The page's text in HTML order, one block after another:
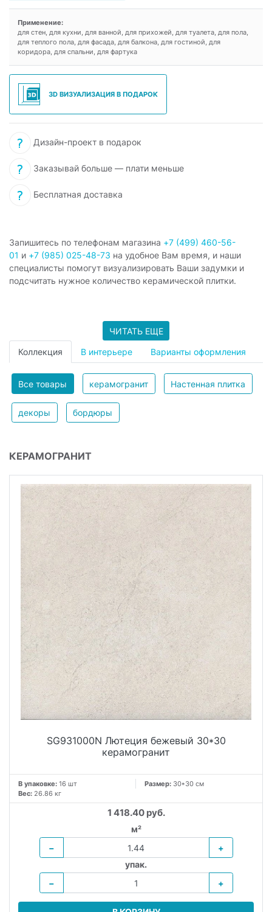
Применение:
для стен, для кухни, для ванной, для прихожей, для туалета, для пола,
для теплого пола, для фасада, для балкона, для гостиной, для
коридора, для спальни, для фартука
3D ВИЗУАЛИЗАЦИЯ В ПОДАРОК
Дизайн-проект в подарок
Заказывай больше — плати меньше
Бесплатная доставка
Запишитесь по телефонам магазина +7 (499) 460-56-
01 и +7 (985) 025-48-73 на удобное Вам время, и наши
специалисты помогут визуализировать Ваши задумки и
подсчитать нужное количество керамической плитки.
ЧИТАТЬ ЕЩЕ
Коллекция В интерьере Варианты оформления
Все товары керамогранит Настенная плитка
декоры бордюры
КЕРАМОГРАНИТ
SG931000N Лютеция бежевый 30*30
керамогранит
В упаковке: 16 шт Размер: 30*30 см
Вес: 26.86 кг
1 418.40 руб.
м²
−
+
упак.
−
+